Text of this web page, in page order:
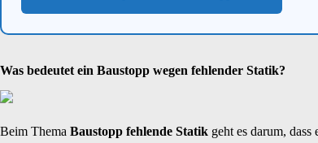
Was bedeutet ein Baustopp wegen fehlender Statik?
Beim Thema Baustopp fehlende Statik geht es darum,